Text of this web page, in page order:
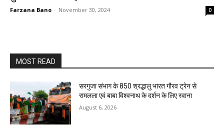
Farzana Bano - November 30, 2024 0
MOST READ
सरगुजा संभाग के 850 श्रद्धालु भारत गौरव ट्रेन से
रामलला एवं बाबा विश्वनाथ के दर्शन के लिए रवाना
August 6, 2026